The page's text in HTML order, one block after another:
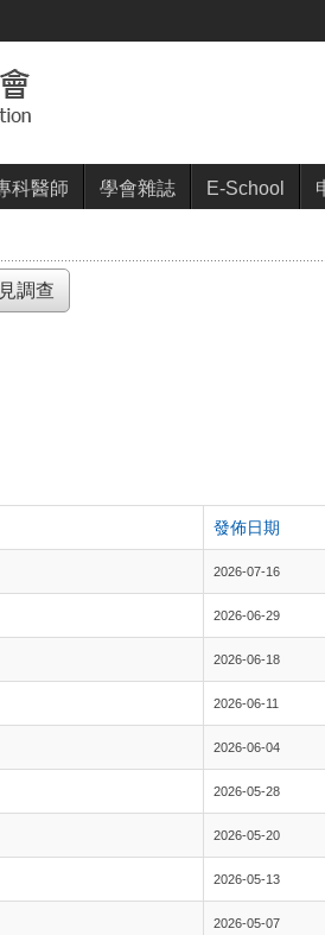
科醫師 學會雜誌 E-School
調查
發佈日期
2026-07-16
2026-06-29
2026-06-18
2026-06-11
2026-06-04
2026-05-28
2026-05-20
2026-05-13
2026-05-07